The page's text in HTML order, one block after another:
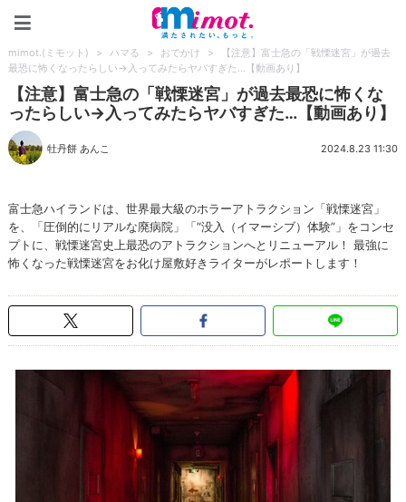
mimot.(ミモット) > ハマる > おでかけ >
【注意】富士急の「戦慄迷宮」が過去
最恐に怖くなったらしい→入ってみたらヤバすぎた…【動画あり】
【注意】富士急の「戦慄迷宮」が過去最恐に怖くな
ったらしい→入ってみたらヤバすぎた…【動画あり】
牡丹餅 あんこ 2024.8.23 11:30
富士急ハイランドは、世界最大級のホラーアトラクション「戦慄迷宮」
を、「圧倒的にリアルな廃病院」「“没入（イマーシブ）体験”」をコンセ
プトに、戦慄迷宮史上最恐のアトラクションへとリニューアル！ 最強に
怖くなった戦慄迷宮をお化け屋敷好きライターがレポートします！